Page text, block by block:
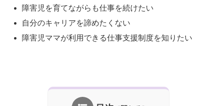
障害児を育てながらも仕事を続けたい
自分のキャリアを諦めたくない
障害児ママが利用できる仕事支援制度を知りたい